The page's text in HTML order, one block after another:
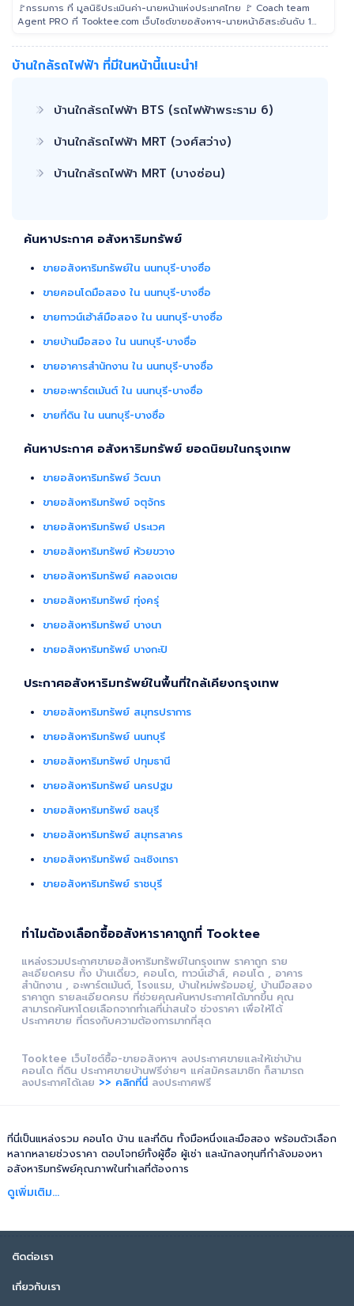
🚩กรรมการ ที่ มูลนิธิประเมินค่า-นายหน้าแห่งประเทศไทย 🚩 Coach team
Agent PRO ที่ Tooktee.com เว็บไซต์ขายอสังหาฯ-นายหน้าอิสระอันดับ 1
5 🚩 เป็นวิทยากรบรรยาย "นายหน้า" อสังหาริมทรัพย์ ที่ โรงเรียนธุรกิจ
อสังหาริมทรัพย์ไทย 🚩 Property Consultant ที่ Tooktee ขาย-ซื้อ บ้าน
บ้านใกล้รถไฟฟ้า ที่มีในหน้านี้แนะนำ!
บ้านใกล้รถไฟฟ้า BTS (รถไฟฟ้าพระราม 6)
บ้านใกล้รถไฟฟ้า MRT (วงศ์สว่าง)
บ้านใกล้รถไฟฟ้า MRT (บางซ่อน)
ค้นหาประกาศ อสังหาริมทรัพย์
ขายอสังหาริมทรัพย์ใน นนทบุรี-บางซื่อ
ขายคอนโดมือสอง ใน นนทบุรี-บางซื่อ
ขายทาวน์เฮ้าส์มือสอง ใน นนทบุรี-บางซื่อ
ขายบ้านมือสอง ใน นนทบุรี-บางซื่อ
ขายอาคารสำนักงาน ใน นนทบุรี-บางซื่อ
ขายอะพาร์ตเม้นต์ ใน นนทบุรี-บางซื่อ
ขายที่ดิน ใน นนทบุรี-บางซื่อ
ค้นหาประกาศ อสังหาริมทรัพย์ ยอดนิยมในกรุงเทพ
ขายอสังหาริมทรัพย์ วัฒนา
ขายอสังหาริมทรัพย์ จตุจักร
ขายอสังหาริมทรัพย์ ประเวศ
ขายอสังหาริมทรัพย์ ห้วยขวาง
ขายอสังหาริมทรัพย์ คลองเตย
ขายอสังหาริมทรัพย์ ทุ่งครุ่
ขายอสังหาริมทรัพย์ บางนา
ขายอสังหาริมทรัพย์ บางกะปิ
ประกาศอสังหาริมทรัพย์ในพื้นที่ใกล้เคียงกรุงเทพ
ขายอสังหาริมทรัพย์ สมุทรปราการ
ขายอสังหาริมทรัพย์ นนทบุรี
ขายอสังหาริมทรัพย์ ปทุมธานี
ขายอสังหาริมทรัพย์ นครปฐม
ขายอสังหาริมทรัพย์ ชลบุรี
ขายอสังหาริมทรัพย์ สมุทรสาคร
ขายอสังหาริมทรัพย์ ฉะเชิงเทรา
ขายอสังหาริมทรัพย์ ราชบุรี
ทำไมต้องเลือกซื้ออสังหาราคาถูกที่ Tooktee
แหล่งรวมประกาศขายอสังหาริมทรัพย์ในกรุงเทพ ราคาถูก ราย
ละเอียดครบ ทั้ง บ้านเดี่ยว, คอนโด, ทาวน์เฮ้าส์, คอนโด , อาคาร
สำนักงาน , อะพาร์ตเม้นต์, โรงแรม, บ้านใหม่พร้อมอยู่, บ้านมือสอง
ราคาถูก รายละเอียดครบ ที่ช่วยคุณค้นหาประกาศได้มากขึ้น คุณ
สามารถค้นหาโดยเลือกจากทำเลที่น่าสนใจ ช่วงราคา เพื่อให้ได้
ประกาศขาย ที่ตรงกับความต้องการมากที่สุด
Tooktee เว็บไซต์ซื้อ-ขายอสังหาฯ ลงประกาศขายและให้เช่าบ้าน
คอนโด ที่ดิน ประกาศขายบ้านฟรีง่ายๆ แค่สมัครสมาชิก ก็สามารถ
ลงประกาศได้เลย >> คลิกที่นี่ ลงประกาศฟรี
ที่นี่เป็นแหล่งรวม คอนโด บ้าน และที่ดิน ทั้งมือหนึ่งและมือสอง พร้อมตัวเลือก
หลากหลายช่วงราคา ตอบโจทย์ทั้งผู้ซื้อ ผู้เช่า และนักลงทุนที่กำลังมองหา
อสังหาริมทรัพย์คุณภาพในทำเลที่ต้องการ
ดูเพิ่มเติม...
ติดต่อเรา
เกี่ยวกับเรา